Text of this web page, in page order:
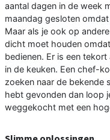
aantal dagen in de week
maandag gesloten
Maar als je ook op
dicht moet houden
bedienen. Er is een tekort
in de keuken. Een chef-
zoeken naar de bekende
hebt gevonden dan loop
weggekocht met een